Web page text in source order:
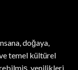
doğaya,
temel kültürel
yenilikleri